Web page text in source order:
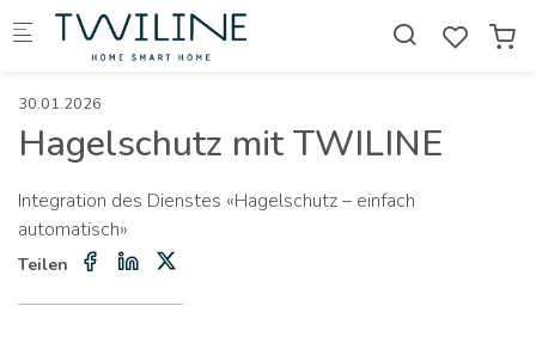
Skip to main content
30.01.2026
Hagelschutz mit TWILINE
Integration des Dienstes «Hagelschutz – einfach
automatisch»
Teilen